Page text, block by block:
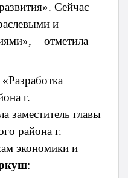
Сейчас
и
− отметила
г.
заместитель главы
района г.
экономики и
: